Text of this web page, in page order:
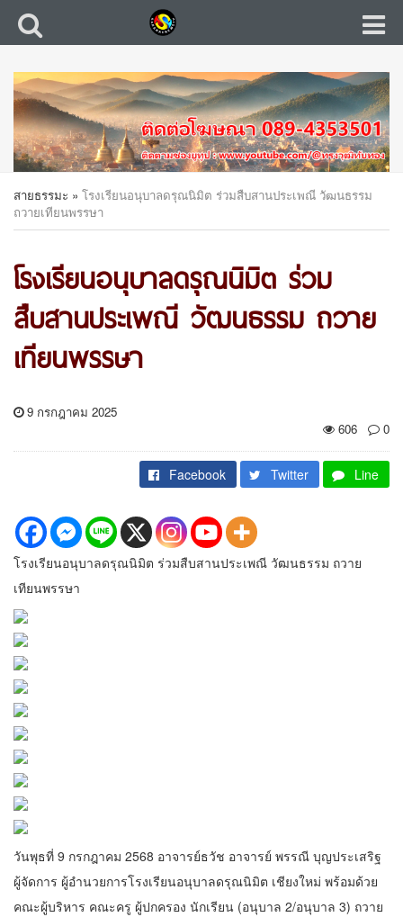
สายธรรมะ » โรงเรียนอนุบาลดรุณนิมิต ร่วมสืบสานประเพณี วัฒนธรรม
ถวายเทียนพรรษา
โรงเรียนอนุบาลดรุณนิมิต ร่วม
สืบสานประเพณี วัฒนธรรม ถวาย
เทียนพรรษา
9 กรกฎาคม 2025
606
0
Facebook Twitter Line
โรงเรียนอนุบาลดรุณนิมิต ร่วมสืบสานประเพณี วัฒนธรรม ถวาย
เทียนพรรษา
วันพุธที่ 9 กรกฎาคม 2568 อาจารย์ธวัช อาจารย์ พรรณี บุญประเสริฐ
ผู้จัดการ ผู้อำนวยการโรงเรียนอนุบาลดรุณนิมิต เชียงใหม่ พร้อมด้วย
คณะผู้บริหาร คณะครู ผู้ปกครอง นักเรียน (อนุบาล 2/อนุบาล 3) ถวาย